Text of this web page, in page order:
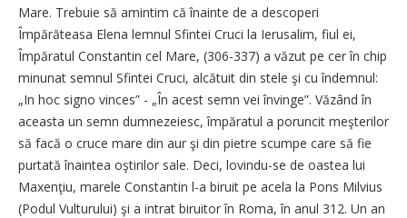
Mare. Trebuie să amintim că înainte de a descoperi
Împărăteasa Elena lemnul Sfintei Cruci la Ierusalim, fiul ei,
Împăratul Constantin cel Mare, (306-337) a văzut pe cer în chip
minunat semnul Sfintei Cruci, alcătuit din stele şi cu îndemnul:
„In hoc signo vinces” - „În acest semn vei învinge”. Văzând în
aceasta un semn dumnezeiesc, împăratul a poruncit meşterilor
să facă o cruce mare din aur şi din pietre scumpe care să fie
purtată înaintea oştirilor sale. Deci, lovindu-se de oastea lui
Maxenţiu, marele Constantin l-a biruit pe acela la Pons Milvius
(Podul Vulturului) şi a intrat biruitor în Roma, în anul 312. Un an